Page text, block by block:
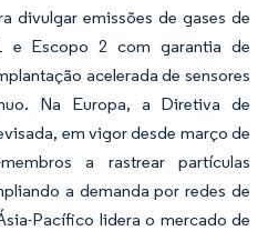
divulgar emissões de gases de
e Escopo 2 com garantia de
acelerada de sensores
Na Europa, a Diretiva de
em vigor desde março de
a rastrear partículas
a demanda por redes de
Pacífico lidera o mercado de